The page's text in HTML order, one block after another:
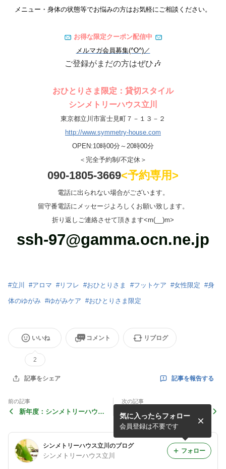
メニュー・身体の状態等でお悩みの方はお気軽にご相談ください。
お得な限定クーポン配信中
メルマガ会員募集(^O^)／
ご登録がまだの方はぜひ🎶
おひとりさま限定：貸切スタイル
シンメトリーハウス立川
東京都立川市富士見町７－１３－２
http://www.symmetry-house.com
OPEN:10時00分～20時00分
＜完全予約制/不定休＞
090-1805-3669<予約専用>
電話に出られない場合がございます。
留守番電話にメッセージよろしくお願い致します。
折り返しご連絡させて頂きます<m(__)m>
ssh-97@gamma.ocn.ne.jp
#立川 #アロマ #リフレ #おひとりさま #フットケア #女性限定 #身
体のゆがみ #ゆがみケア #おひとりさま限定
いいね
2
コメント リブログ
記事をシェア 記事を報告する
前の記事
新年度：シンメトリーハウス
次の記事
シンメトリーハウス立川のブログ
シンメトリーハウス立川
気に入ったらフォロー
会員登録は不要です
フォロー